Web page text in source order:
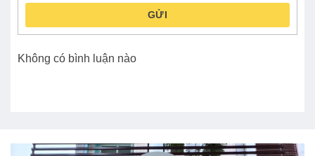
GỬI
Không có bình luận nào